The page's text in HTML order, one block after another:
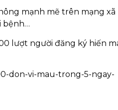
mạnh mẽ trên mạng xã
bệnh…
lượt người đăng ký hiến
don-vi-mau-trong-5-ngay-